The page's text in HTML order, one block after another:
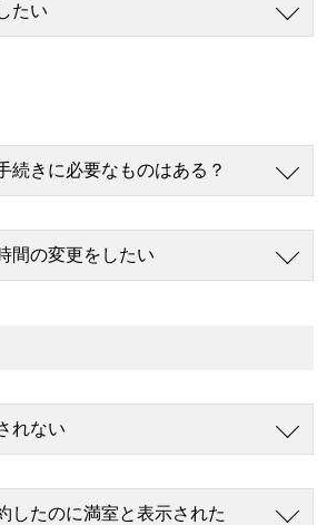
たい
続きに必要なものはある？
間の変更をしたい
れない
したのに満室と表示された